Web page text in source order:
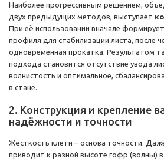
Наиболее прогрессивным решением,
двух предыдущих методов, выступает
При её использовании вначале
профиля для стабилизации листа, после
одновременная прокатка. Результатом
подхода становится отсутствие увода
волнистость и оптимальное,
в стане.
2. Конструкция и крепление
надёжности и точности
Жёсткость клети – основа точности.
приводит к разной высоте гофр (волны)